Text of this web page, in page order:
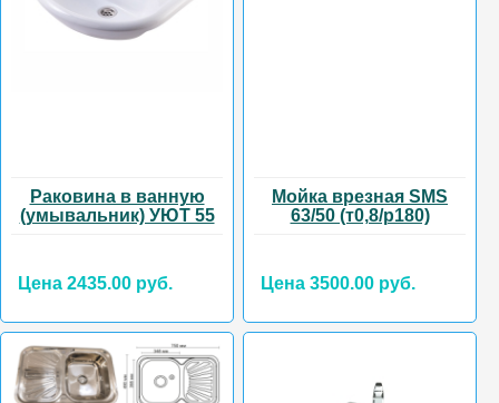
Раковина в ванную
(умывальник) УЮТ 55
Цена 2435.00 руб.
Мойка врезная SMS
63/50 (т0,8/р180)
Цена 3500.00 руб.